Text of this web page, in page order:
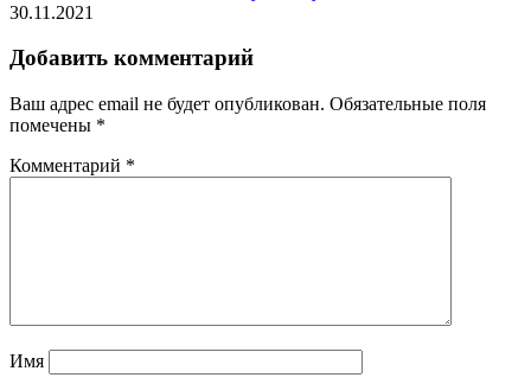
30.11.2021
Добавить комментарий
Ваш адрес email не будет опубликован. Обязательные поля
помечены *
Комментарий *
Имя